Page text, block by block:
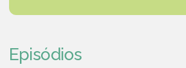
Episódios